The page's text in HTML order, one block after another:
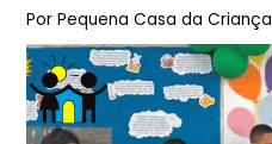
PorPequena Casa da Criança